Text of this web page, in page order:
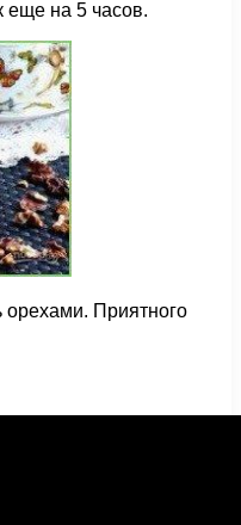
еще на 5 часов.
орехами. Приятного